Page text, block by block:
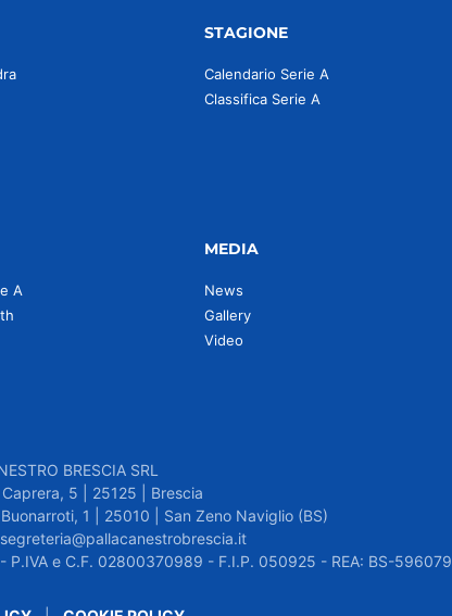
STAGIONE
Calendario Serie A
Classifica Serie A
A
MEDIA
News
Gallery
Video
BRESCIA SRL
5 | 25125 | Brescia
1 | 25010 | San Zeno Naviglio (BS)
segreteria@pallacanestrobrescia.it
e C.F. 02800370989 - F.I.P. 050925 - REA: BS-596079